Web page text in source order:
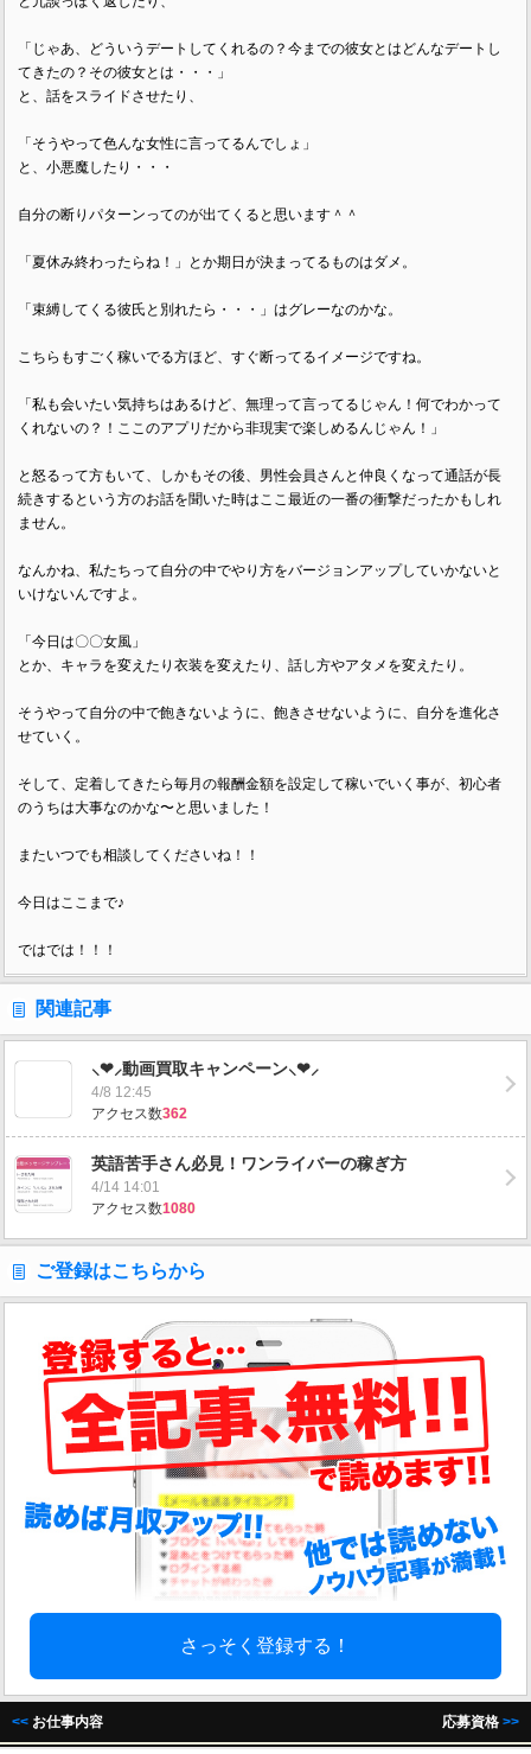
「じゃあ、どういうデートしてくれるの？今までの彼女とはどんなデートし
てきたの？その彼女とは・・・」
と、話をスライドさせたり、
「そうやって色んな女性に言ってるんでしょ」
と、小悪魔したり・・・
自分の断りパターンってのが出てくると思います＾＾
「夏休み終わったらね！」とか期日が決まってるものはダメ。
「束縛してくる彼氏と別れたら・・・」はグレーなのかな。
こちらもすごく稼いでる方ほど、すぐ断ってるイメージですね。
「私も会いたい気持ちはあるけど、無理って言ってるじゃん！何でわかって
くれないの？！ここのアプリだから非現実で楽しめるんじゃん！」
と怒るって方もいて、しかもその後、男性会員さんと仲良くなって通話が長
続きするという方のお話を聞いた時はここ最近の一番の衝撃だったかもしれ
ません。
なんかね、私たちって自分の中でやり方をバージョンアップしていかないと
いけないんですよ。
「今日は〇〇女風」
とか、キャラを変えたり衣装を変えたり、話し方やアタメを変えたり。
そうやって自分の中で飽きないように、飽きさせないように、自分を進化さ
せていく。
そして、定着してきたら毎月の報酬金額を設定して稼いでいく事が、初心者
のうちは大事なのかな〜と思いました！
またいつでも相談してくださいね！！
今日はここまで♪
ではでは！！！
関連記事
⸜❤︎⸝動画買取キャンペーン⸜❤︎⸝
4/8 12:45
アクセス数362
英語苦手さん必見！ワンライバーの稼ぎ方
4/14 14:01
アクセス数1080
ご登録はこちらから
さっそく登録する！
<<お仕事内容 応募資格>>